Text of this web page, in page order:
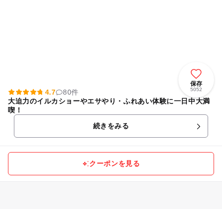
保存
5052
4.7
80件
大迫力のイルカショーやエサやり・ふれあい体験に一日中大満
喫！
続きをみる
クーポンを見る